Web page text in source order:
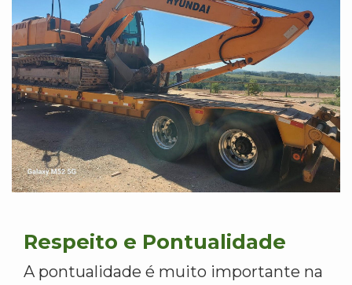
Respeito e Pontualidade
A pontualidade é muito importante na